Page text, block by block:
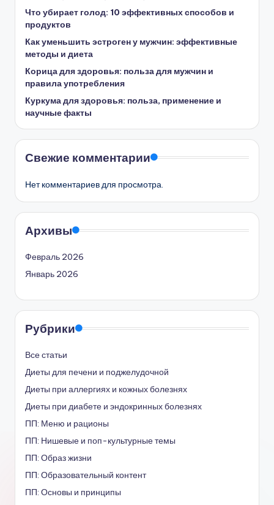
Что убирает голод: 10 эффективных способов и
продуктов
Как уменьшить эстроген у мужчин: эффективные
методы и диета
Корица для здоровья: польза для мужчин и
правила употребления
Куркума для здоровья: польза, применение и
научные факты
Свежие комментарии
Нет комментариев для просмотра.
Архивы
Февраль 2026
Январь 2026
Рубрики
Все статьи
Диеты для печени и поджелудочной
Диеты при аллергиях и кожных болезнях
Диеты при диабете и эндокринных болезнях
ПП: Меню и рационы
ПП: Нишевые и поп-культурные темы
ПП: Образ жизни
ПП: Образовательный контент
ПП: Основы и принципы